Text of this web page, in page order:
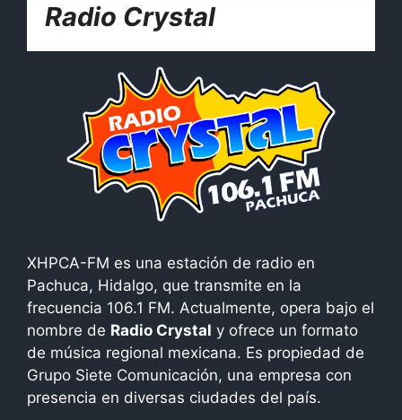
Radio Crystal
XHPCA-FM es una estación de radio en
Pachuca, Hidalgo, que transmite en la
frecuencia 106.1 FM. Actualmente, opera bajo el
nombre de Radio Crystal y ofrece un formato
de música regional mexicana. Es propiedad de
Grupo Siete Comunicación, una empresa con
presencia en diversas ciudades del país.